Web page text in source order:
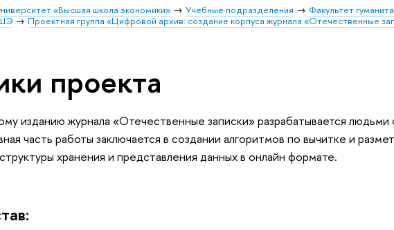
«Высшая школа экономики» Учебные подразделения Факультет
Проектная группа «Цифровой архив: создание корпуса журнала «Отечественные
проекта
изданию журнала «Отечественные записки» разрабатывается людьми
часть работы заключается в создании алгоритмов по вычитке и
хранения и представления данных в онлайн формате.